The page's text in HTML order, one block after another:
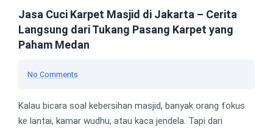
Jasa Cuci Karpet Masjid di Jakarta – Cerita
Langsung dari Tukang Pasang Karpet yang
Paham Medan
No Comments
Kalau bicara soal kebersihan masjid, banyak orang fokus
ke lantai, kamar wudhu, atau kaca jendela. Tapi dari